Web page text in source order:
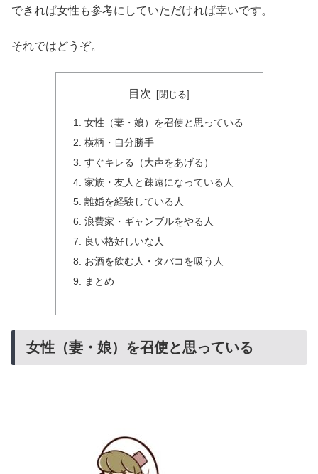
できれば女性も参考にしていただければ幸いです。
それではどうぞ。
目次
女性（妻・娘）を召使と思っている
横柄・自分勝手
すぐキレる（大声をあげる）
家族・友人と疎遠になっている人
離婚を経験している人
浪費家・ギャンブルをやる人
良い格好しいな人
お酒を飲む人・タバコを吸う人
まとめ
女性（妻・娘）を召使と思っている